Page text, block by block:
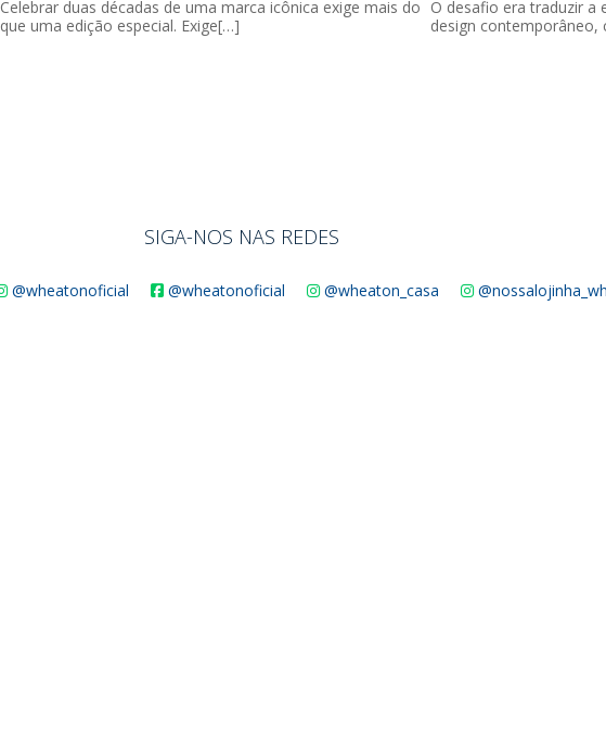
Celebrar duas décadas de uma marca icônica exige mais do
que uma edição especial. Exige[…]
O desafio era traduzir a
design
SIGA-NOS NAS REDES
@wheatonoficial @wheatonoficial @wheaton_casa